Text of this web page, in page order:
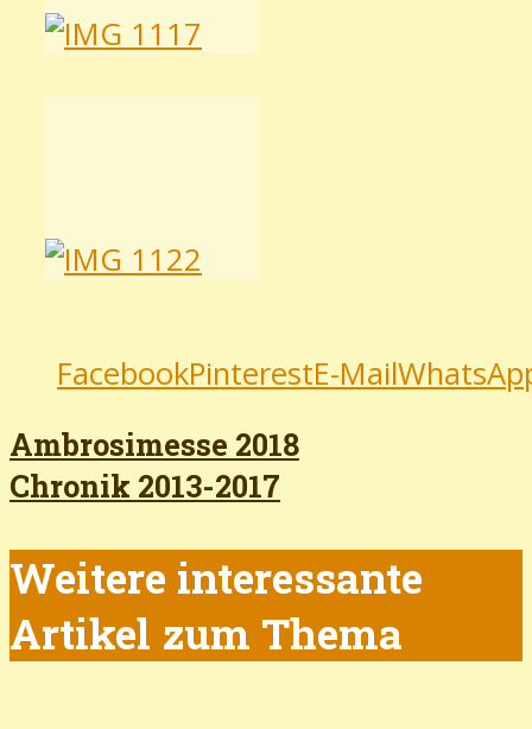
FacebookPinterestE-Mail
Ambrosimesse 2018
Chronik 2013-2017
Weitere interessante
Artikel zum Thema